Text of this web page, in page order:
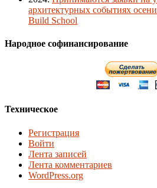
архитектурных событиях
Build School
Народное софинансирование
Техническое
Регистрация
Войти
Лента записей
Лента комментариев
WordPress.org